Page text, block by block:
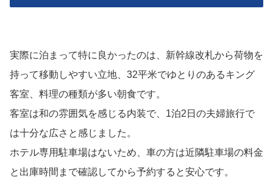
実際に泊まって特に良かったのは、新幹線改札から荷物を
持って移動しやすい立地、32平米でゆとりのあるキング
客室、料理の種類が多い朝食です。
客室は和の雰囲気を感じる内装で、1泊2日の夫婦旅行で
は十分な広さと感じました。
ホテル専用駐車場はないため、車の方は近隣駐車場の料金
と出庫時間まで確認してから予約すると安心です。